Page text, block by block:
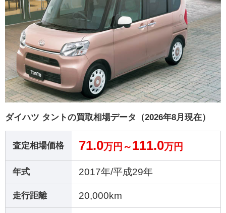
ダイハツ タントの買取相場データ（2026年8月現在）
査定相場価格 71.0万円～111.0万円
年式 2017年/平成29年
走行距離 20,000km